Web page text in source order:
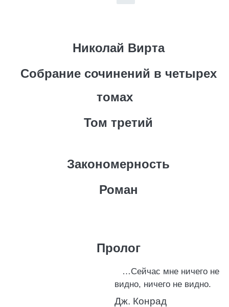
Николай Вирта
Собрание сочинений в четырех
томах
Том третий
Закономерность
Роман
Пролог
…Сейчас мне ничего не
видно, ничего не видно.
Дж. Конрад